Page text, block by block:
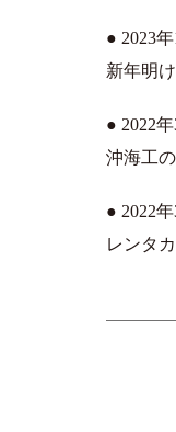
● 2023年
新年明
● 2022
沖海工
● 2022年
レンタ